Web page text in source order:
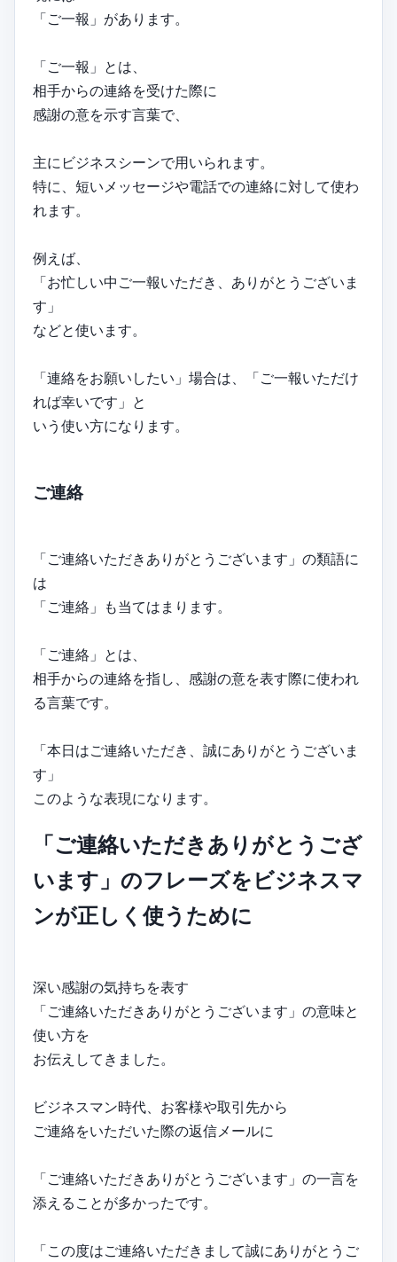
「ご一報」があります。
「ご一報」とは、
相手からの連絡を受けた際に
感謝の意を示す言葉で、
主にビジネスシーンで用いられます。
特に、短いメッセージや電話での連絡に対して使わ
れます。
例えば、
「お忙しい中ご一報いただき、ありがとうございま
す」
などと使います。
「連絡をお願いしたい」場合は、「ご一報いただけ
れば幸いです」と
いう使い方になります。
ご連絡
「ご連絡いただきありがとうございます」の類語に
は
「ご連絡」も当てはまります。
「ご連絡」とは、
相手からの連絡を指し、感謝の意を表す際に使われ
る言葉です。
「本日はご連絡いただき、誠にありがとうございま
す」
このような表現になります。
「ご連絡いただきありがとうござ
います」のフレーズをビジネスマ
ンが正しく使うために
深い感謝の気持ちを表す
「ご連絡いただきありがとうございます」の意味と
使い方を
お伝えしてきました。
ビジネスマン時代、お客様や取引先から
ご連絡をいただいた際の返信メールに
「ご連絡いただきありがとうございます」の一言を
添えることが多かったです。
「この度はご連絡いただきまして誠にありがとうご